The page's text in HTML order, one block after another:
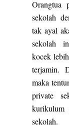
Orangtua
sekolah
tak ayal
sekolah
kocek
terjamin.
maka
private
sekolah.